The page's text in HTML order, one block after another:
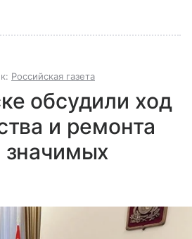
Российская газета
обсудили ход
и ремонта
значимых